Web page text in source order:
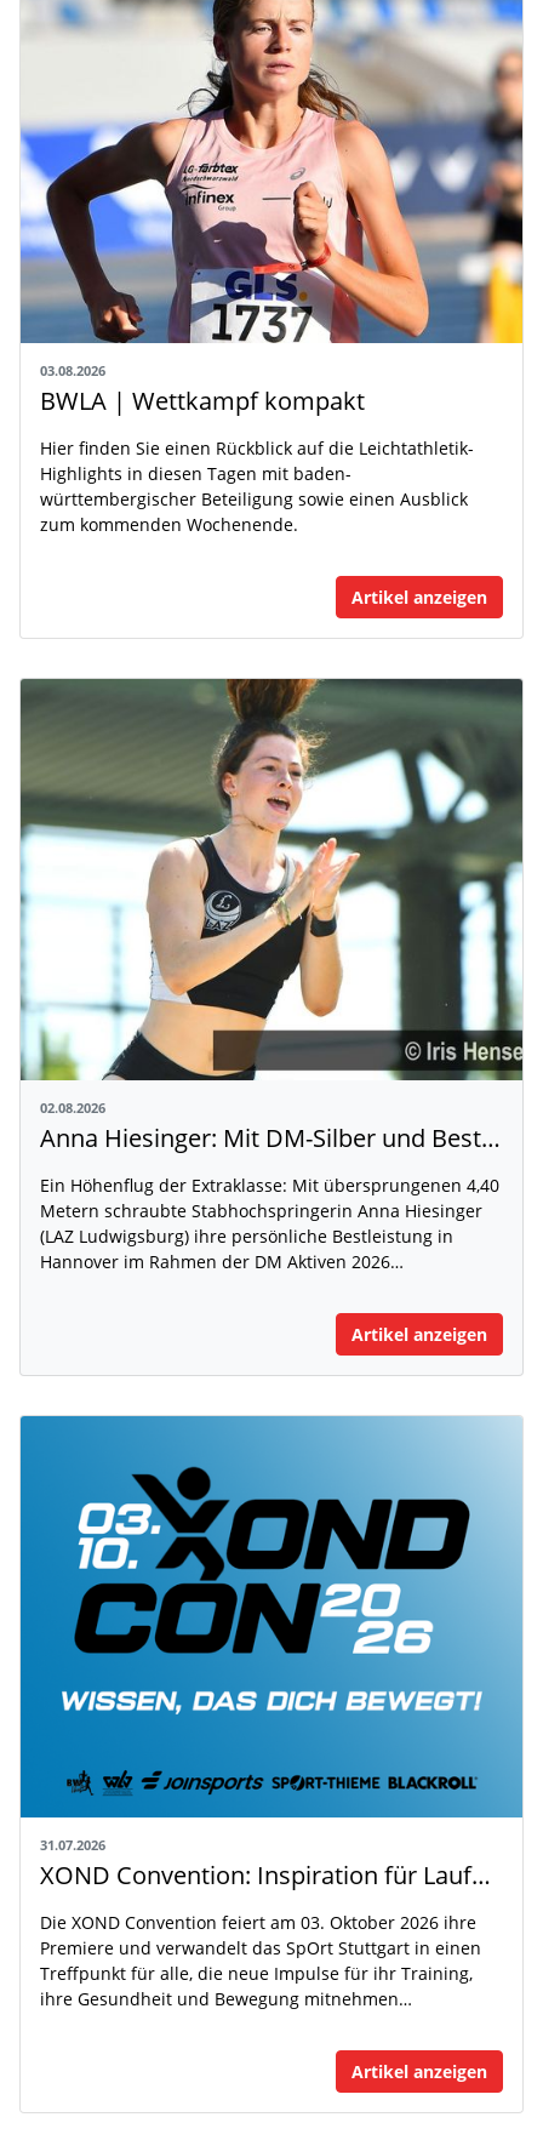
03.08.2026
BWLA | Wettkampf kompakt
Hier finden Sie einen Rückblick auf die Leichtathletik-
Highlights in diesen Tagen mit baden-
württembergischer Beteiligung sowie einen Ausblick
zum kommenden Wochenende.
Artikel anzeigen
02.08.2026
Anna Hiesinger: Mit DM-Silber und Bestleistung zur U20-WM
Ein Höhenflug der Extraklasse: Mit übersprungenen 4,40
Metern schraubte Stabhochspringerin Anna Hiesinger
(LAZ Ludwigsburg) ihre persönliche Bestleistung in
Hannover im Rahmen der DM Aktiven 2026…
Artikel anzeigen
31.07.2026
XOND Convention: Inspiration für Laufen, Fitness und Gesundheit
Die XOND Convention feiert am 03. Oktober 2026 ihre
Premiere und verwandelt das SpOrt Stuttgart in einen
Treffpunkt für alle, die neue Impulse für ihr Training,
ihre Gesundheit und Bewegung mitnehmen…
Artikel anzeigen